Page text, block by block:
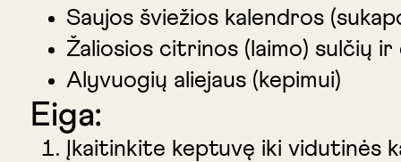
Saujos šviežios kalendros
Žaliosios citrinos (laimo) sulčių
Alyvuogių aliejaus (kepimui)
Eiga:
Įkaitinkite keptuvę iki vidutinės